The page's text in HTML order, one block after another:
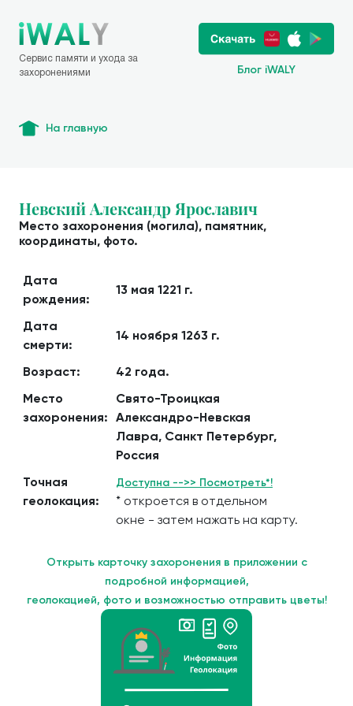
Сервис памяти и ухода за
захоронениями
Блог iWALY
На главную
Невский Александр Ярославич
Место захоронения (могила), памятник,
координаты, фото.
Дата
рождения:
13 мая 1221 г.
Дата
смерти:
14 ноября 1263 г.
Возраст:
42 года.
Место
захоронения:
Свято-Троицкая
Александро-Невская
Лавра, Санкт Петербург,
Россия
Точная
геолокация:
Доступна -->> Посмотреть*!
* откроется в отдельном
окне - затем нажать на карту.
Открыть карточку захоронения в приложении с
подробной информацией,
геолокацией, фото и возможностью отправить цветы!